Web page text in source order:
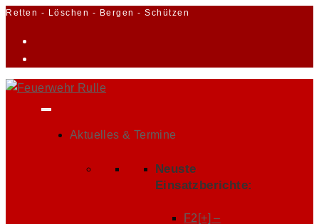
Zum
Retten - Löschen - Bergen - Schützen
Aktuelles & Termine
Neuste
Einsatzberichte:
F2[+] –